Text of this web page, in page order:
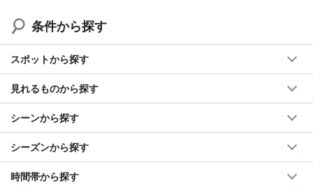
条件から探す
スポットから探す
見れるものから探す
シーンから探す
シーズンから探す
時間帯から探す